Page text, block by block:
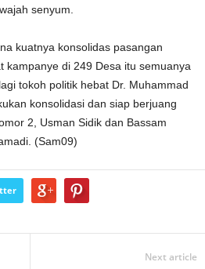
senyum.
kuatnya konsolidas pasangan
kampanye di 249 Desa itu semuanya
tokoh politik hebat Dr. Muhammad
konsolidasi dan siap berjuang
2, Usman Sidik dan Bassam
(Sam09)
Next article